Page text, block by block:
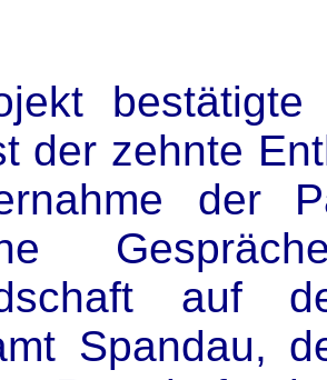
der zehnte
der
auf
Spandau,